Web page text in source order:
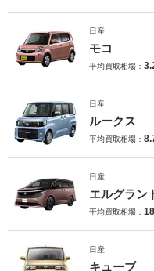
日産
モコ
平均買取相場：
日産
ルークス
平均買取相場：
日産
エルグラン
平均買取相場：
日産
キューブ